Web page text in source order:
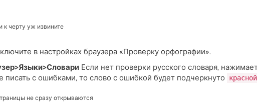
к черту уж извините
в настройках браузера «Проверку орфографии».
Если нет проверки русского словаря,
писать с ошибками, то слово с ошибкой будет подчеркнуто
не сразу открываются